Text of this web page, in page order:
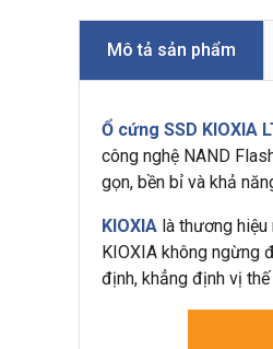
Mô tả sản phẩm
Ổ cứng SSD KIOXIA
công nghệ NAND
gọn, bền bỉ và khả
KIOXIA là thương
KIOXIA không ngừng
định, khẳng định vị